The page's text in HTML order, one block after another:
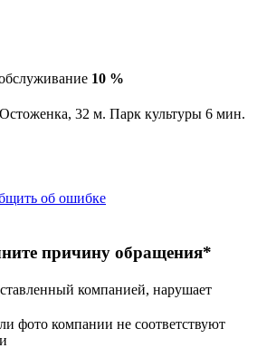
10 %
32 м. Парк культуры 6 мин.
об ошибке
причину обращения*
компанией, нарушает
фото компании не соответствуют